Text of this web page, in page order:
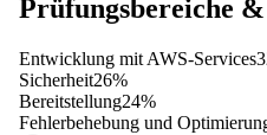
Prüfungsbereiche
Entwicklung mit AWS-Services
Sicherheit26%
Bereitstellung24%
Fehlerbehebung und